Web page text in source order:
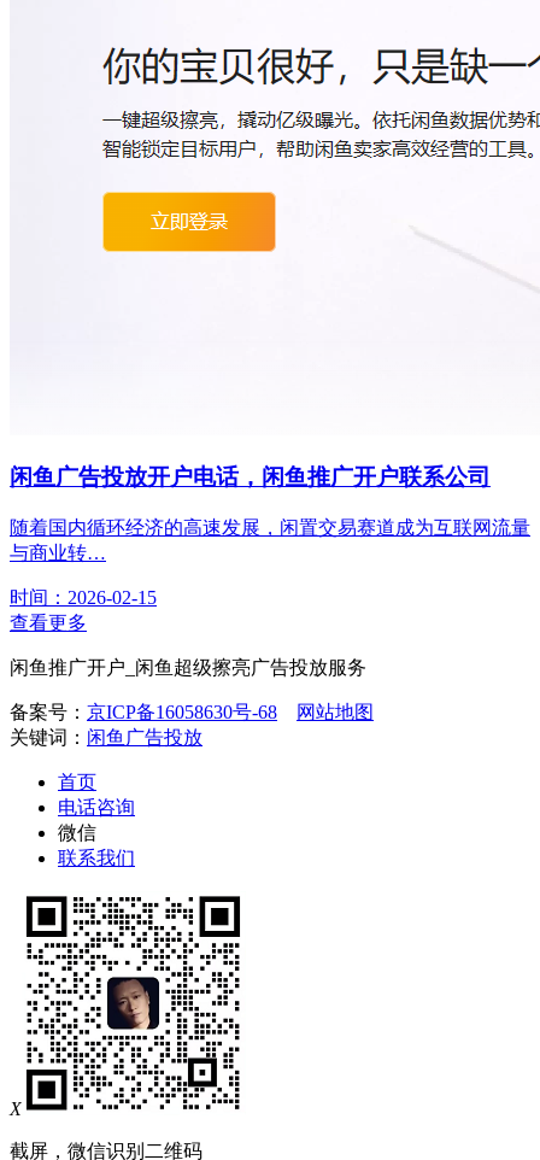
闲鱼广告投放开户电话，闲鱼推广开户联系公司
随着国内循环经济的高速发展，闲置交易赛道成为互联网流量
与商业转…
时间：2026-02-15
查看更多
闲鱼推广开户_闲鱼超级擦亮广告投放服务
备案号： 京ICP备16058630号-68
网站地图
关键词： 闲鱼广告投放
首页
电话咨询
微信
联系我们
X
截屏，微信识别二维码